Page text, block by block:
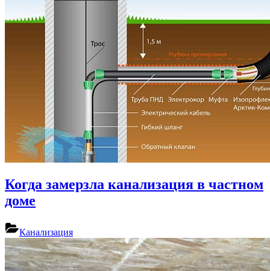
Когда замерзла канализация в частном
доме
Канализация